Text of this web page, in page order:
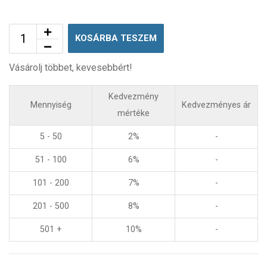
KOSÁRBA TESZEM
Vásárolj többet, kevesebbért!
Mennyiség
Kedvezmény
mértéke
Kedvezményes ár
5 - 50 2% -
51 - 100 6% -
101 - 200 7% -
201 - 500 8% -
501 + 10% -